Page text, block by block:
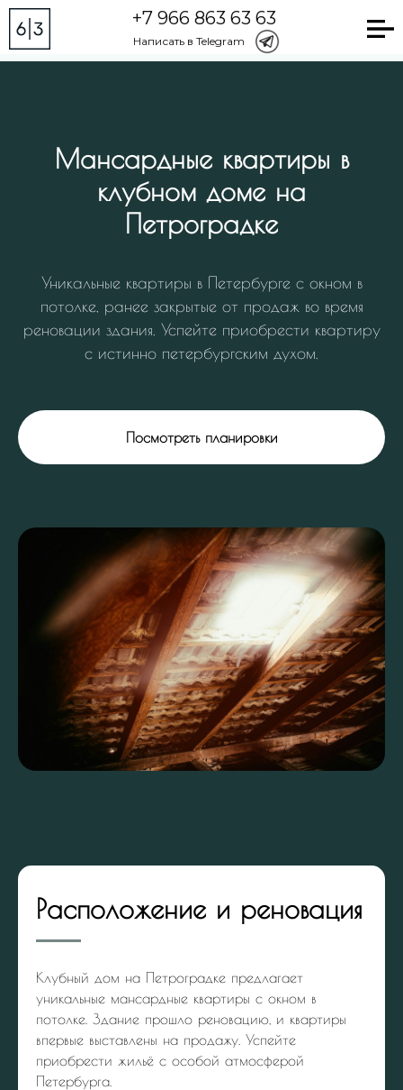
+7 966 863 63 63
Написать в Telegram
Project 6|3
Мансардные квартиры в
клубном доме на
Петроградке
Уникальные квартиры в Петербурге с окном в
потолке, ранее закрытые от продаж во время
реновации здания. Успейте приобрести квартиру
с истинно петербургским духом.
Посмотреть планировки
Расположение и реновация
Клубный дом на Петроградке предлагает
уникальные мансардные квартиры с окном в
потолке. Здание прошло реновацию, и квартиры
впервые выставлены на продажу. Успейте
приобрести жильё с особой атмосферой
Петербурга.